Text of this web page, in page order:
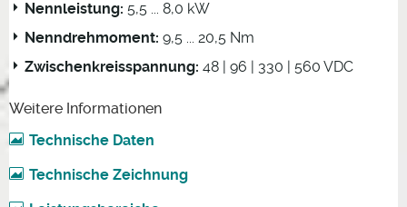
Nennleistung: 5,5 ... 8,0 kW
Nenndrehmoment: 9,5 ... 20,5 Nm
Zwischenkreisspannung: 48 | 96 | 330 | 560 VDC
Weitere Informationen
Technische Daten
Technische Zeichnung